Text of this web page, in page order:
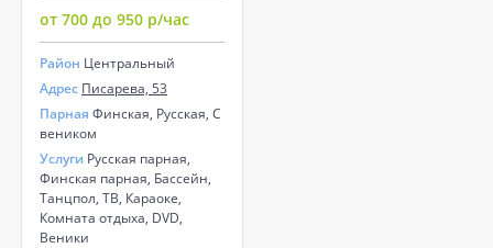
от 700 до 950 р/час
Район Центральный
Адрес Писарева, 53
Парная Финская, Русская, С
веником
Услуги ​Русская парная, ​
Финская парная, ​Бассейн​,
Танцпол, ТВ, ​Караоке, ​
Комната отдыха, DVD, ​
Веники